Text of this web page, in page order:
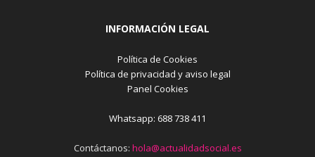
INFORMACIÓN LEGAL
Política de Cookies
Política de privacidad y aviso legal
Panel Cookies
Whatsapp: 688 738 411
Contáctanos: hola@actualidadsocial.es